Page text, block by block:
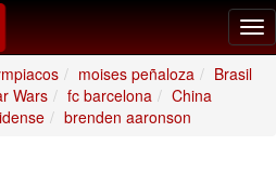
moises peñaloza
Brasil
Wars fc barcelona
China
brenden aaronson